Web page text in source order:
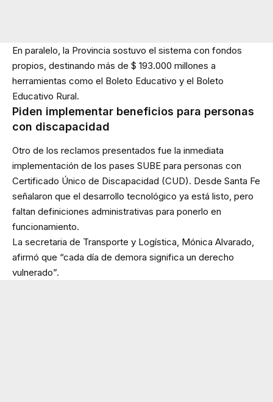
En paralelo, la Provincia sostuvo el sistema con fondos
propios, destinando más de $ 193.000 millones a
herramientas como el Boleto Educativo y el Boleto
Educativo Rural.
Piden implementar beneficios para personas
con discapacidad
Otro de los reclamos presentados fue la inmediata
implementación de los pases SUBE para personas con
Certificado Único de Discapacidad (CUD). Desde Santa Fe
señalaron que el desarrollo tecnológico ya está listo, pero
faltan definiciones administrativas para ponerlo en
funcionamiento.
La secretaria de Transporte y Logística, Mónica Alvarado,
afirmó que “cada día de demora significa un derecho
vulnerado”.